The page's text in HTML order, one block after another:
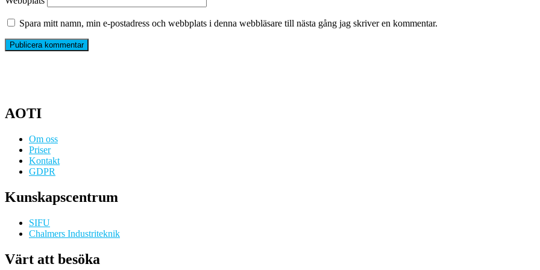
Spara mitt namn, min e-postadress och webbplats i denna webbläsare till nästa gång jag skriver en kommentar.
AOTI
Om oss
Priser
Kontakt
GDPR
Kunskapscentrum
SIFU
Chalmers Industriteknik
Värt att besöka